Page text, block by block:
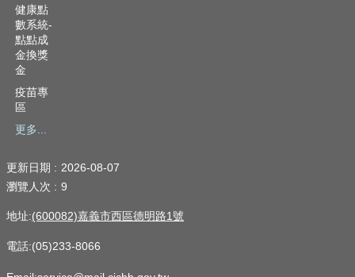
健康點
數系統-
點點成
金換獎
金
疫苗專
區
更多...
更新日期
2026-08-07
瀏覽人次
9
地址:(600082)嘉義市西區德明路1號
電話:(05)233-8066